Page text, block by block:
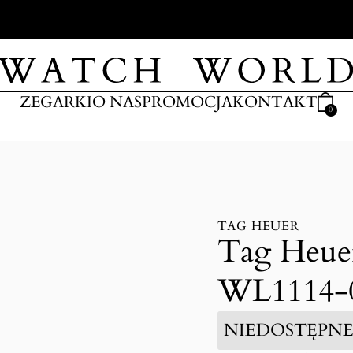
ZEGARKIO NASPROMOCJAKONTAKT 0
TAG HEUER
Tag
NIEDOSTĘPNE